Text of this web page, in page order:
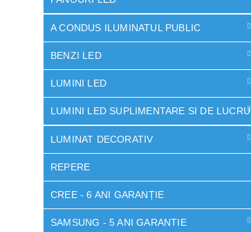
A CONDUS ILUMINATUL PUBLIC
BENZI LED
LUMINI LED
LUMINI LED SUPLIMENTARE SI DE LUCRU
LUMINAT DECORATIV
REPERE
CREE - 6 ANI GARANȚIE
SAMSUNG - 5 ANI GARANTIE